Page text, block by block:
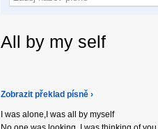
All by my self
Zobrazit překlad písně ›
I was alone,I was all by myself